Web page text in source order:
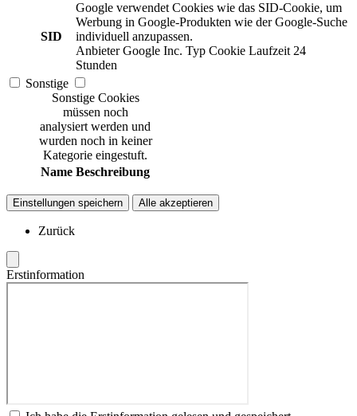
SID
Google verwendet Cookies wie das SID-Cookie, um
Werbung in Google-Produkten wie der Google-Suche
individuell anzupassen.
Anbieter Google Inc. Typ Cookie Laufzeit 24
Stunden
Sonstige
Sonstige Cookies
müssen noch
analysiert werden und
wurden noch in keiner
Kategorie eingestuft.
Name Beschreibung
Einstellungen speichern Alle akzeptieren
Zurück
Erstinformation